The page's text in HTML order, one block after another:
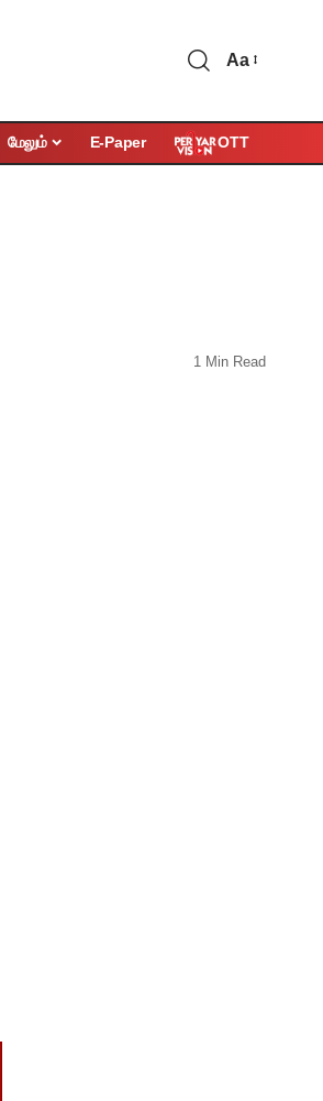
Aa
மேலும் E-Paper OTT
1 Min Read